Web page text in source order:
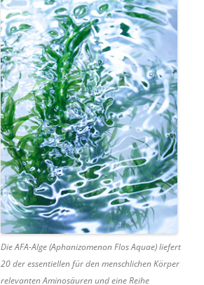
Die AFA-Alge (Aphanizomenon Flos Aquae) liefert
20 der essentiellen für den menschlichen Körper
relevanten Aminosäuren und eine Reihe